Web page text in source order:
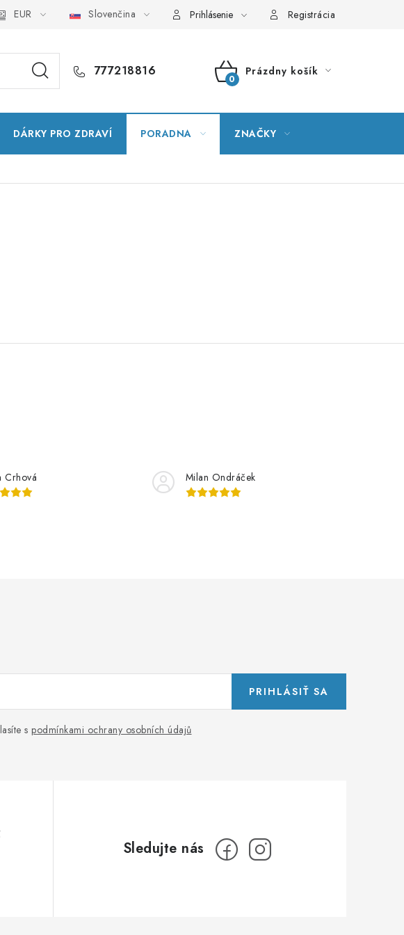
Store Slovník pojmov Mapa serveru Moja objednávka
EUR Slovenčina Prihlásenie Registrácia
777218816
NÁKUPNÝ
Prázdny košík
DÁRKY PRO ZDRAVÍ PORADNA ZNAČKY
Crhová Milan Ondráček
s podmínkami ochrany osobních údajů
PRIHLÁSIŤ SA